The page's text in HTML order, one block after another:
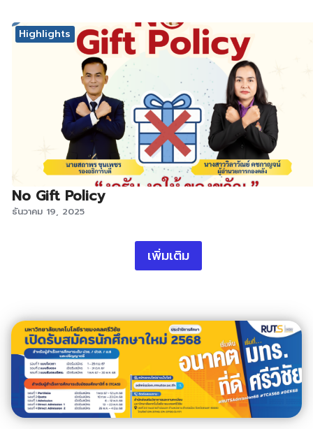
Highlights
No Gift Policy
ธันวาคม 19, 2025
เพิ่มเติม